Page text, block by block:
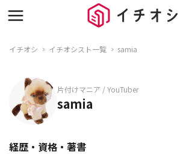
イチオシ イチオシスト一覧 samia
片付けマニア / YouTuber
samia
経歴・資格・著書